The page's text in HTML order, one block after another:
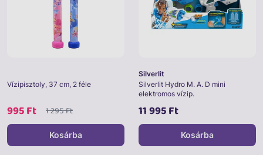
Vízipisztoly, 37 cm, 2 féle
995 Ft 1 295 Ft
Kosárba
Silverlit
Silverlit Hydro M. A. D mini
elektromos vízip.
11 995 Ft
Kosárba